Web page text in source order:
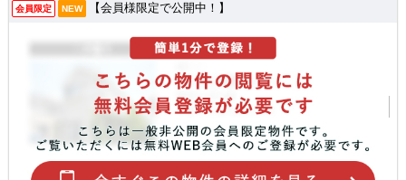
会員限定 NEW 【会員様限定で公開中！】